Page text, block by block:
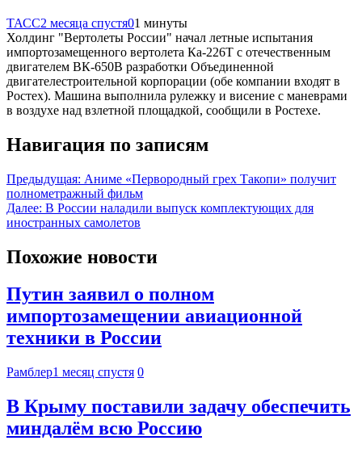
ТАСС2 месяца спустя01 минуты
Холдинг "Вертолеты России" начал летные испытания
импортозамещенного вертолета Ка-226Т с отечественным
двигателем ВК-650В разработки Объединенной
двигателестроительной корпорации (обе компании входят в
Ростех). Машина выполнила рулежку и висение с маневрами
в воздухе над взлетной площадкой, сообщили в Ростехе.
Навигация по записям
Предыдущая: Аниме «Первородный грех Такопи» получит
полнометражный фильм
Далее: В России наладили выпуск комплектующих для
иностранных самолетов
Похожие новости
Путин заявил о полном
импортозамещении авиационной
техники в России
Рамблер1 месяц спустя 0
В Крыму поставили задачу обеспечить
миндалём всю Россию